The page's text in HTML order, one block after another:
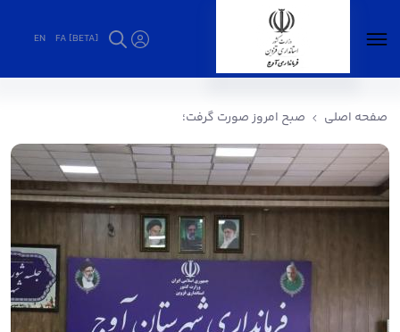
FA [BETA]
EN
صفحه اصلی صبح امروز صورت گرفت؛